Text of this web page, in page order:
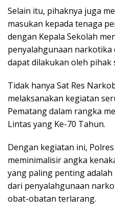
Selain itu, pihaknya juga
masukan kepada tenaga
dengan Kepala Sekolah
penyalahgunaan narkotika
dapat dilakukan oleh pihak
Tidak hanya Sat Res
melaksanakan kegiatan
Pematang dalam rangka
Lintas yang Ke-70 Tahun.
Dengan kegiatan ini,
meminimalisir angka
yang paling penting
dari penyalahgunaan
obat-obatan terlarang.